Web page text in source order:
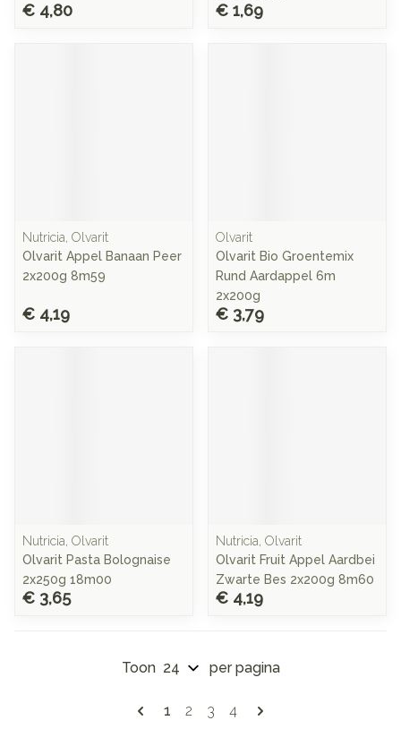
€ 4,80 € 1,69
Nutricia, Olvarit
Olvarit Appel Banaan Peer
2x200g 8m59
€ 4,19
Olvarit
Olvarit Bio Groentemix
Rund Aardappel 6m
2x200g
€ 3,79
Nutricia, Olvarit
Olvarit Pasta Bolognaise
2x250g 18m00
€ 3,65
Nutricia, Olvarit
Olvarit Fruit Appel Aardbei
Zwarte Bes 2x200g 8m60
€ 4,19
Pagina's
U lees momenteel pagina
1 Pagina
2 Pagina
3 Pagina
4
Toon per pagina